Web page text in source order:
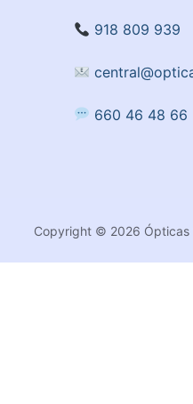
918 809 939
660 46 48 66
Copyright © 2026 Ópticas